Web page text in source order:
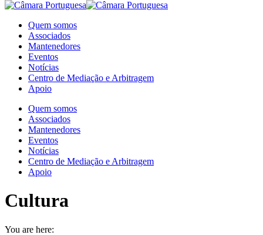
Quem somos
Associados
Mantenedores
Eventos
Notícias
Centro de Mediação e Arbitragem
Apoio
Quem somos
Associados
Mantenedores
Eventos
Notícias
Centro de Mediação e Arbitragem
Apoio
Cultura
You are here: